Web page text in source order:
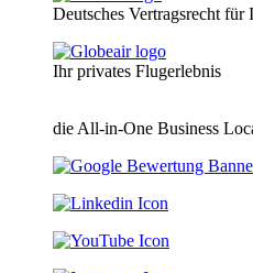
Deutsches Vertragsrecht
Ihr privates Flugerlebnis
die All-in-One Business